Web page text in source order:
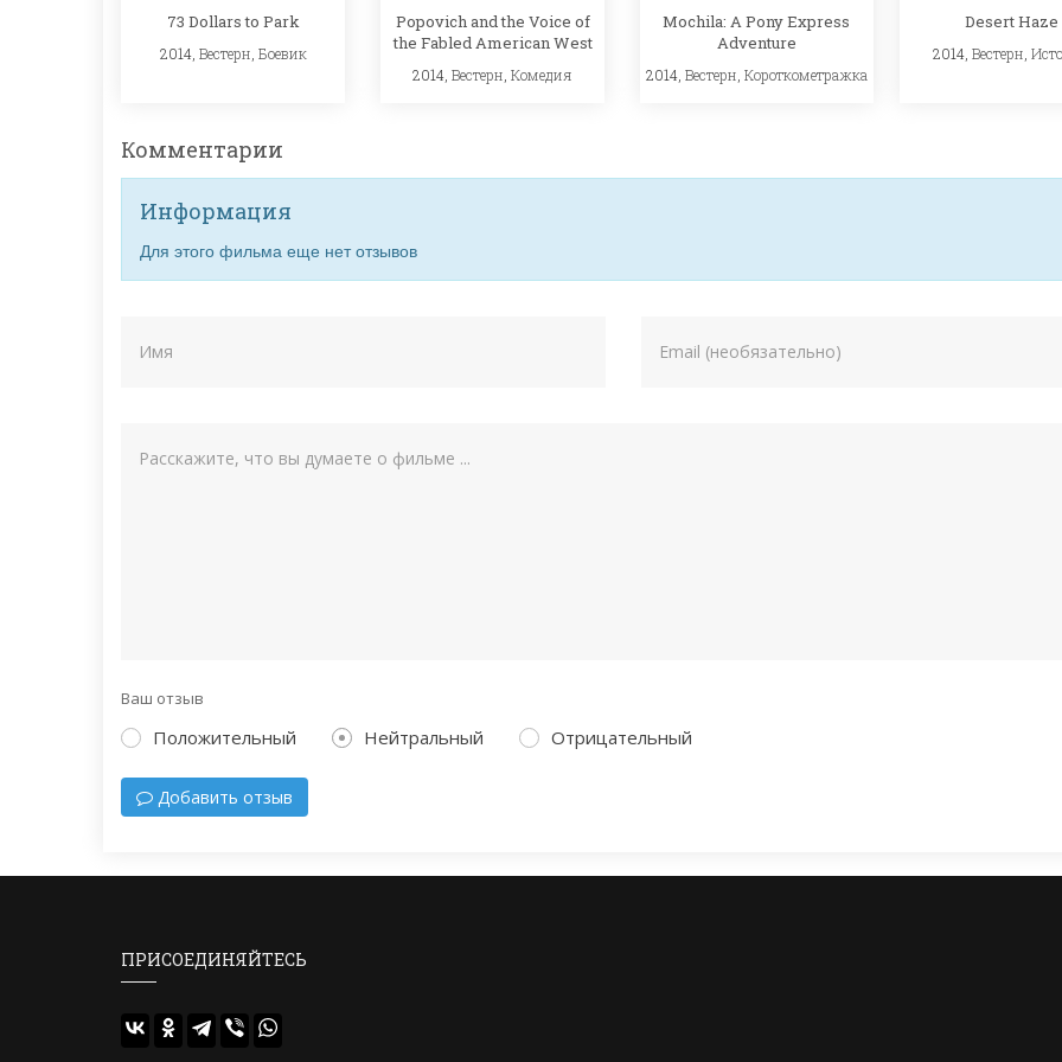
73 Dollars to Park
2014, Вестерн Боевик
Popovich and the Voice of
the Fabled American West
2014, Вестерн Комедия
Mochila: A Pony Express
Adventure
2014, Вестерн, Короткометражка
Desert Haze
2014, Вестерн
Комментарии
Информация
Для этого фильма еще нет отзывов
Ваш отзыв
Положительный Нейтральный Отрицательный
Добавить отзыв
ПРИСОЕДИНЯЙТЕСЬ